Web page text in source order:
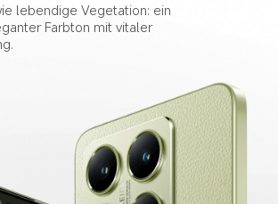
lebendige Vegetation: ein
Farbton mit vitaler